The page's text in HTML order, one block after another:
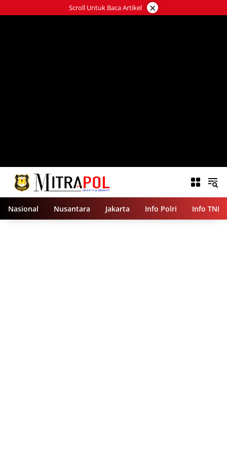
ke
Scroll Untuk Baca Artikel ×
Nasional Nusantara Jakarta Info Polri Info TNI